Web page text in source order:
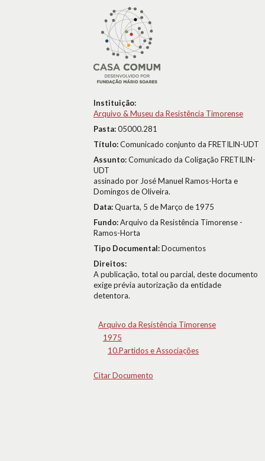
Instituição:
Arquivo & Museu da Resistência Timorense
Pasta:05000.281
Título:Comunicado conjunto da FRETILIN-UDT
Assunto:Comunicado da Coligação FRETILIN-
UDT
assinado por José Manuel Ramos-Horta e
Domingos de Oliveira.
Data:Quarta, 5 de Março de 1975
Fundo:Arquivo da Resistência Timorense -
Ramos-Horta
Tipo Documental:Documentos
Direitos:
A publicação, total ou parcial, deste documento
exige prévia autorização da entidade
detentora.
Arquivo da Resistência Timorense
1975
10.Partidos e Associações
Citar Documento